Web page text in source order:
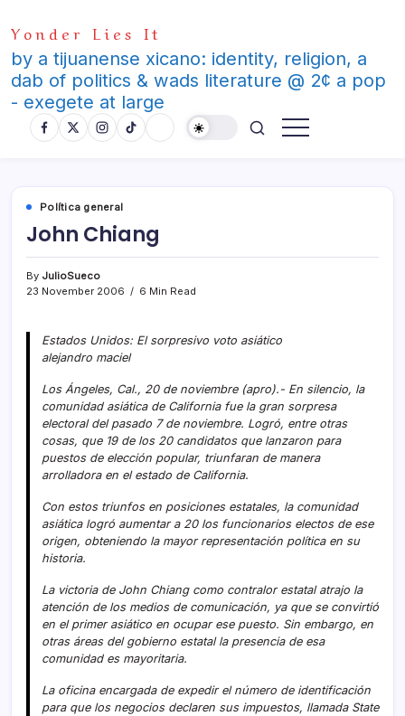
to
content
Yonder Lies It
by a tijuanense xicano: identity, religion, a
dab of politics & wads literature @ 2¢ a pop
- exegete at large
Polí­tica general
John Chiang
By JulioSueco
23 November 2006
6 Min Read
Estados Unidos: El sorpresivo voto asiático
alejandro maciel
Los Ángeles, Cal., 20 de noviembre (apro).- En silencio, la
comunidad asiática de California fue la gran sorpresa
electoral del pasado 7 de noviembre. Logró, entre otras
cosas, que 19 de los 20 candidatos que lanzaron para
puestos de elección popular, triunfaran de manera
arrolladora en el estado de California.
Con estos triunfos en posiciones estatales, la comunidad
asiática logró aumentar a 20 los funcionarios electos de ese
origen, obteniendo la mayor representación polí­tica en su
historia.
La victoria de John Chiang como contralor estatal atrajo la
atención de los medios de comunicación, ya que se convirtió
en el primer asiático en ocupar ese puesto. Sin embargo, en
otras áreas del gobierno estatal la presencia de esa
comunidad es mayoritaria.
La oficina encargada de expedir el número de identificación
para que los negocios declaren sus impuestos, llamada State